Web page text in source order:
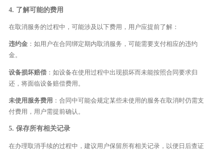
4. 了解可能的费用
在取消服务的过程中，可能涉及以下费用，用户应提前了解：
违约金：如用户在合同绑定期内取消服务，可能需要支付相应的违约
金。
设备损坏赔偿：如设备在使用过程中出现损坏而未能按照合同要求归
还，将面临设备赔偿费用。
未使用服务费用 ：合同中可能会规定某些未使用的服务在取消时仍需支
付费用，用户需提前确认。
5. 保存所有相关记录
在办理取消手续的过程中，建议用户保留所有相关记录，以便日后查证